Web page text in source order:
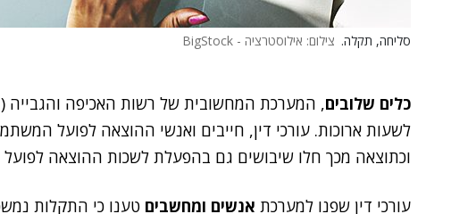
סליחה, תקלה. צילום: אילוסטרציה - BigStock
כלים שלובים, המערכת המחשובית של רשות האכיפה והגבייה
לשעות ארוכות. עורכי דין, חייבים ואנשי ההוצאה לפועל
וכתוצאה מכך חלו שיבושים גם בהפעלת לשכות ההוצאה
עורכי דין שפנו למערכת אנשים ומחשבים טענו כי התקלות